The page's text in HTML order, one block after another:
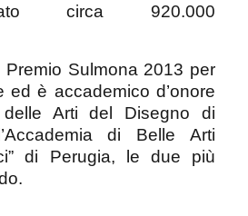
circa 920.000
Sulmona 2013 per
ed è accademico d’onore
delle Arti del Disegno di
di Belle Arti
di Perugia, le due più